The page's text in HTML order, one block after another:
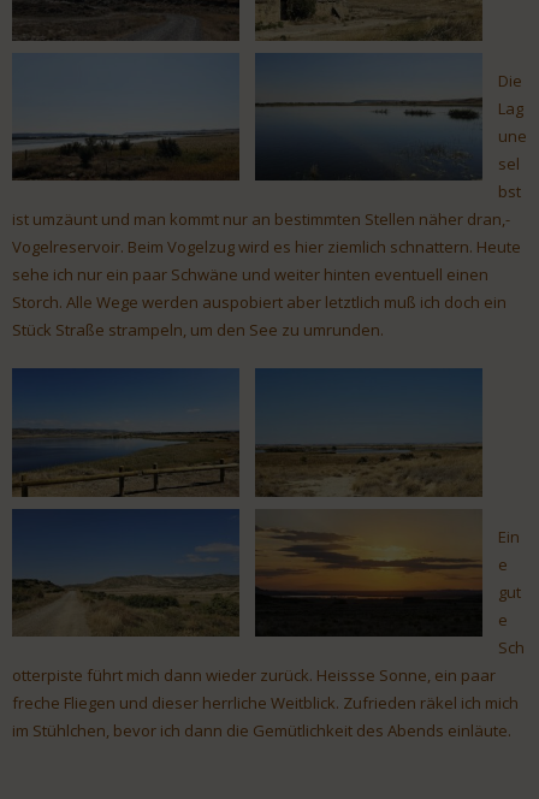
Die
Lag
une
sel
bst
ist umzäunt und man kommt nur an bestimmten Stellen näher dran,-
Vogelreservoir. Beim Vogelzug wird es hier ziemlich schnattern. Heute
sehe ich nur ein paar Schwäne und weiter hinten eventuell einen
Storch. Alle Wege werden auspobiert aber letztlich muß ich doch ein
Stück Straße strampeln, um den See zu umrunden.
Ein
e
gut
e
Sch
otterpiste führt mich dann wieder zurück. Heissse Sonne, ein paar
freche Fliegen und dieser herrliche Weitblick. Zufrieden räkel ich mich
im Stühlchen, bevor ich dann die Gemütlichkeit des Abends einläute.